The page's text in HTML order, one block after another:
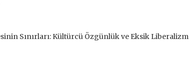
Sınırları: Kültürcü Özgünlük ve Eksik Liberalizm